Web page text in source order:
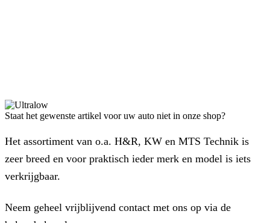
Staat het gewenste artikel voor uw auto niet in onze shop?
Het assortiment van o.a. H&R, KW en MTS Technik is
zeer breed en voor praktisch ieder merk en model is iets
verkrijgbaar.
Neem geheel vrijblijvend contact met ons op via de